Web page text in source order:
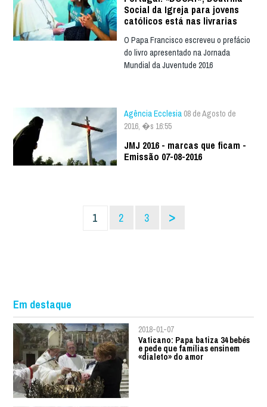
Social da Igreja para jovens
católicos está nas livrarias
O Papa Francisco escreveu o prefácio
do livro apresentado na Jornada
Mundial da Juventude 2016
Agência Ecclesia 08 de Agosto de
2016, �s 16:55
JMJ 2016 - marcas que ficam -
Emissão 07-08-2016
1 2 3 >
Em destaque
2018-01-07
Vaticano: Papa batiza 34 bebés
e pede que famílias ensinem
«dialeto» do amor